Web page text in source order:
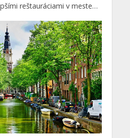
reštauráciami v meste…